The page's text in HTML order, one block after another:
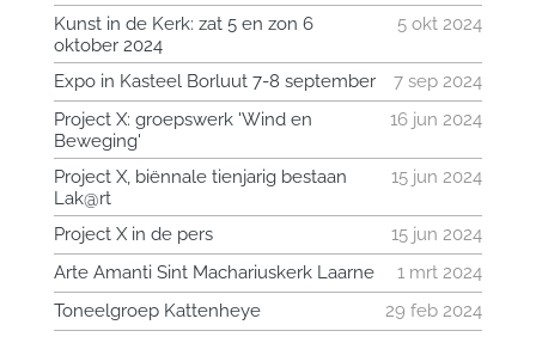
Kunst in de Kerk: zat 5 en zon 6
oktober 2024
5 okt 2024
Expo in Kasteel Borluut 7-8 september
7 sep 2024
Project X: groepswerk 'Wind en
Beweging'
16 jun 2024
Project X, biënnale tienjarig bestaan
Lak@rt
15 jun 2024
Project X in de pers
15 jun 2024
Arte Amanti Sint Machariuskerk Laarne
1 mrt 2024
Toneelgroep Kattenheye
29 feb 2024